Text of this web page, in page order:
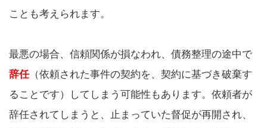
ことも考えられます。
最悪の場合、信頼関係が損なわれ、債務整理の途中で
辞任（依頼された事件の契約を、契約に基づき破棄す
ることです）してしまう可能性もあります。依頼者が
辞任されてしまうと、止まっていた督促が再開され、